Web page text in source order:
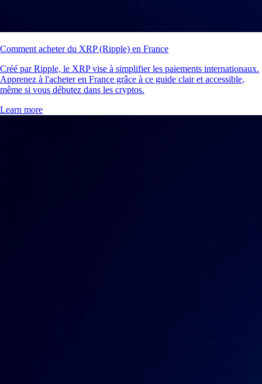
Comment acheter du XRP (Ripple) en France
Créé par Ripple, le XRP vise à simplifier les paiements internationaux.
Apprenez à l'acheter en France grâce à ce guide clair et accessible,
même si vous débutez dans les cryptos.
Learn more